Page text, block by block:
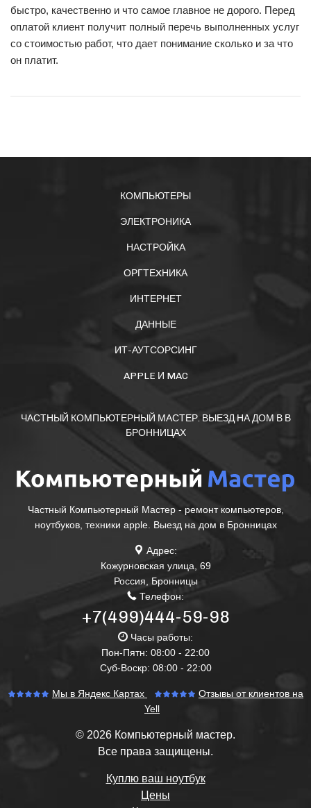
быстро, качественно и что самое главное не дорого. Перед
оплатой клиент получит полный перечь выполненных услуг
со стоимостью работ, что дает понимание сколько и за что
он платит.
КОМПЬЮТЕРЫ
ЭЛЕКТРОНИКА
НАСТРОЙКА
ОРГТЕXНИКА
ИНТЕРНЕТ
ДАННЫЕ
ИТ-АУТСОРСИНГ
APPLE И MAC
ЧАСТНЫЙ КОМПЬЮТЕРНЫЙ МАСТЕР. ВЫЕЗД НА ДОМ В В
БРОННИЦАХ
Частный Компьютерный Мастер - ремонт компьютеров,
ноутбуков, техники apple. Выезд на дом в Бронницах
Адрес:
Кожурновская улица, 69
Россия, Бронницы
Телефон:
+7(499)444-59-98
Часы работы:
Пон-Пятн: 08:00 - 22:00
Суб-Воскр: 08:00 - 22:00
Мы в Яндекс Картах
Отзывы от клиентов на
Yell
© 2026 Компьютерный мастер.
Все права защищены.
Куплю ваш ноутбук
Цены